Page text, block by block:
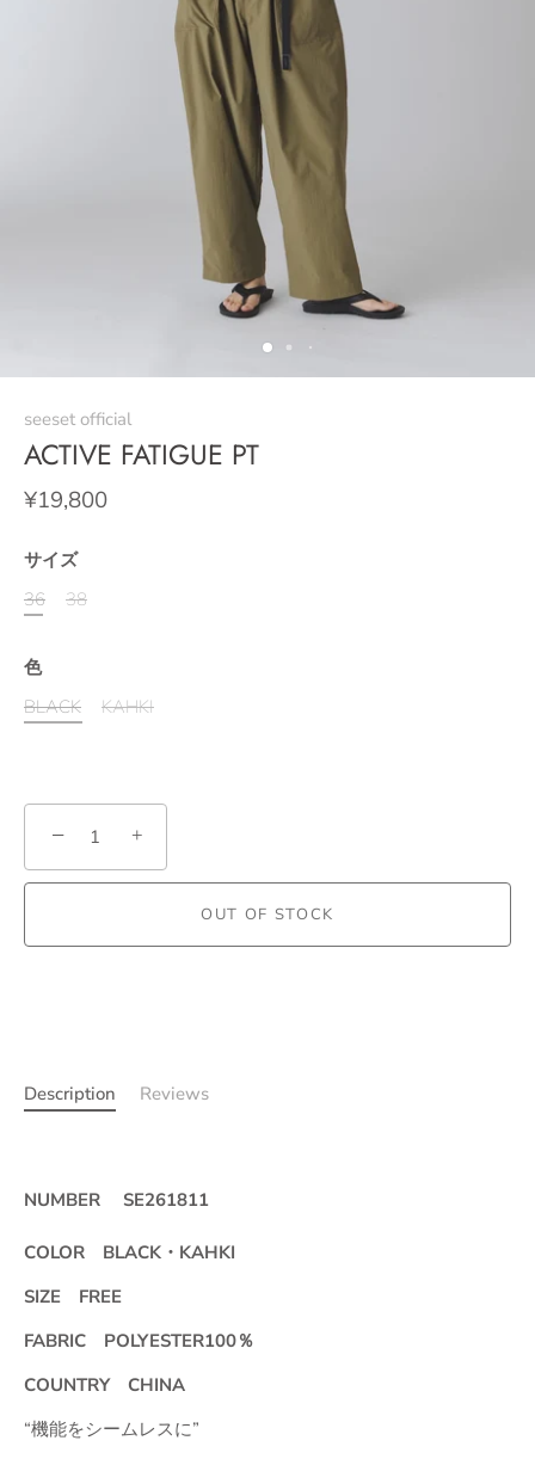
seeset official
ACTIVE FATIGUE PT
¥19,800
サイズ
36
38
色
BLACK
KAHKI
− +
OUT OF STOCK
Description Reviews
NUMBER SE261811
COLOR BLACK・KAHKI
SIZE FREE
FABRIC POLYESTER100％
COUNTRY CHINA
“機能をシームレスに”